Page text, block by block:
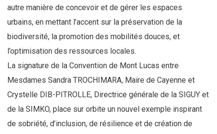
autre manière de concevoir et de gérer les espaces
urbains, en mettant l’accent sur la préservation de la
biodiversité, la promotion des mobilités douces, et
l’optimisation des ressources locales.
La signature de la Convention de Mont Lucas entre
Mesdames Sandra TROCHIMARA, Maire de Cayenne et
Crystelle DIB-PITROLLE, Directrice générale de la SIGUY et
de la SIMKO, place sur orbite un nouvel exemple inspirant
de sobriété, d’inclusion, de résilience et de création de